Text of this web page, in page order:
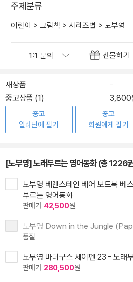
주제분류
어린이 > 그림책 > 시리즈별 > 노부영
선물하기
새상품
-
중고상품 (1)
3,800
중고
알라딘에 팔기
중고
회원에게 팔기
[노부영] 노래부르는 영어동화 (총 1226
노부영 베렌스테인 베어 보드북 베
부르는 영어동화
판매가 42,500원
노부영 Down in the Jungle
품절
노부영 마더구스 세이펜 23 - 노래
판매가 280,500원